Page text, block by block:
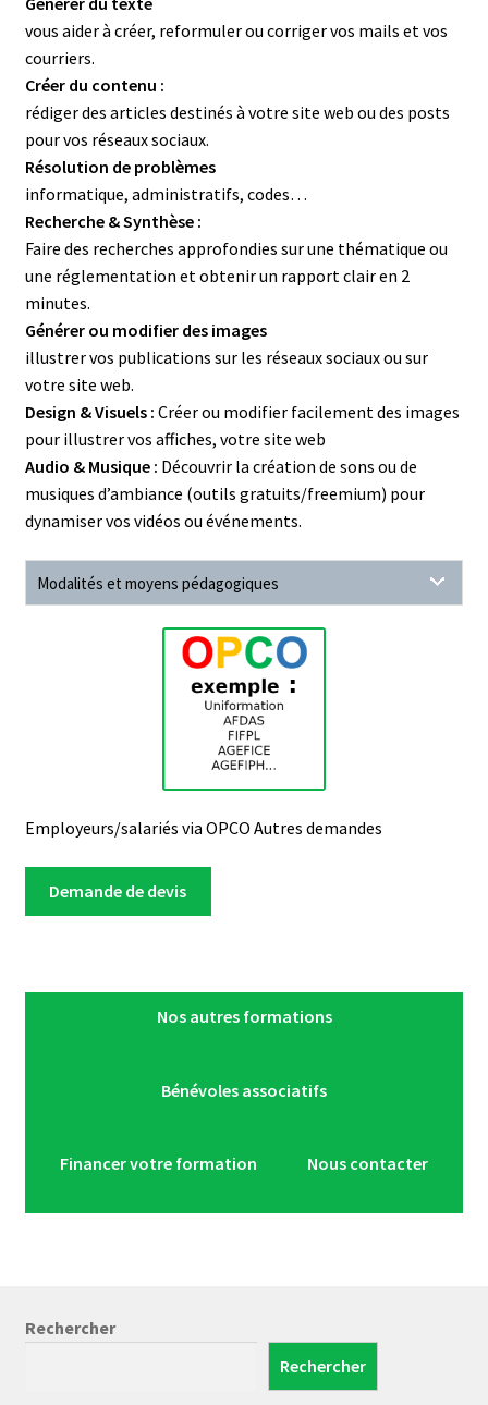
vous aider à créer, reformuler ou corriger vos mails et vos
courriers.
Créer du contenu :
rédiger des articles destinés à votre site web ou des posts
pour vos réseaux sociaux.
Résolution de problèmes
informatique, administratifs, codes…
Recherche & Synthèse :
Faire des recherches approfondies sur une thématique ou
une réglementation et obtenir un rapport clair en 2
minutes.
Générer ou modifier des images
illustrer vos publications sur les réseaux sociaux ou sur
votre site web.
Design & Visuels : Créer ou modifier facilement des images
pour illustrer vos affiches, votre site web
Audio & Musique : Découvrir la création de sons ou de
musiques d’ambiance (outils gratuits/freemium) pour
dynamiser vos vidéos ou événements.
Modalités et moyens pédagogiques
Employeurs/salariés via OPCO Autres demandes
Demande de devis
Nos autres formations
Bénévoles associatifs
Financer votre formation Nous contacter
Rechercher
Rechercher